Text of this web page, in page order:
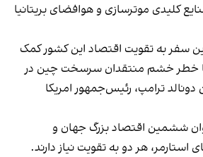
کلیدی موترسازی و هوافضای بریتانیا
این سفر به تقویت اقتصاد این کشور کمک
با خطر خشم منتقدان سرسخت چین در
ترامپ، رئیس‌جمهور امریکا
ششمین اقتصاد بزرگ جهان و
هر دو به تقویت نیاز دارند.